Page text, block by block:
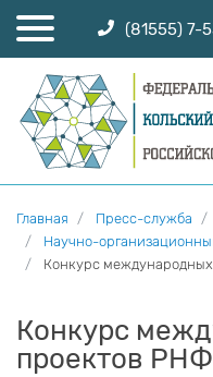
(81555) 7-
Главная Пресс-служба
Научно-
Конкурс
Конкурс
проектов